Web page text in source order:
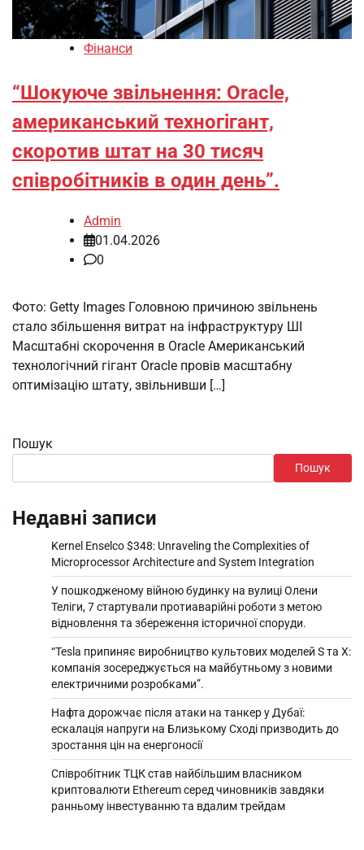
Фінанси
“Шокуюче звільнення: Oracle,
американський техногігант,
скоротив штат на 30 тисяч
співробітників в один день”.
Admin
01.04.2026
0
Фото: Getty Images Головною причиною звільнень
стало збільшення витрат на інфраструктуру ШІ
Масштабні скорочення в Oracle Американський
технологічний гігант Oracle провів масштабну
оптимізацію штату, звільнивши […]
Пошук
Пошук
Недавні записи
Kernel Enselco $348: Unraveling the Complexities of
Microprocessor Architecture and System Integration
У пошкодженому війною будинку на вулиці Олени
Теліги, 7 стартували протиаварійні роботи з метою
відновлення та збереження історичної споруди.
“Tesla припиняє виробництво культових моделей S та X:
компанія зосереджується на майбутньому з новими
електричними розробками”.
Нафта дорожчає після атаки на танкер у Дубаї:
ескалація напруги на Близькому Сході призводить до
зростання цін на енергоносії
Співробітник ТЦК став найбільшим власником
криптовалюти Ethereum серед чиновників завдяки
ранньому інвестуванню та вдалим трейдам